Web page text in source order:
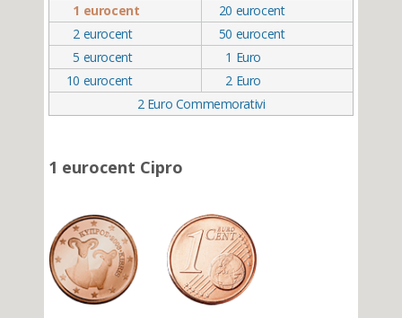
1 eurocent 20 eurocent
2 eurocent 50 eurocent
5 eurocent 1 Euro
10 eurocent 2 Euro
2 Euro Commemorativi
1 eurocent Cipro